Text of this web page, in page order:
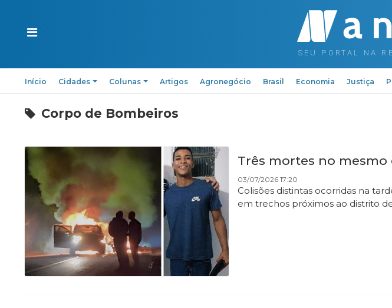
Início Cidades Colunas Artigos Agronegócio Brasil Economia Justiça
Corpo de Bombeiros
Três mortes no mesmo
03/07/2026 17:20
Colisões distintas ocorridas na
em trechos próximos ao distrito